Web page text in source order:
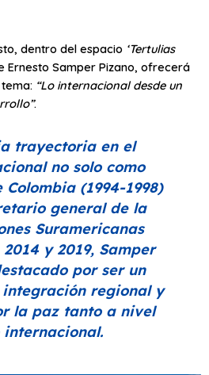
dentro del espacio ‘Tertulias
Ernesto Samper Pizano, ofrecerá
“Lo internacional desde un
.
trayectoria en el
no solo como
(1994-1998)
general de la
Suramericanas
y 2019, Samper
por ser un
regional y
la paz tanto a nivel